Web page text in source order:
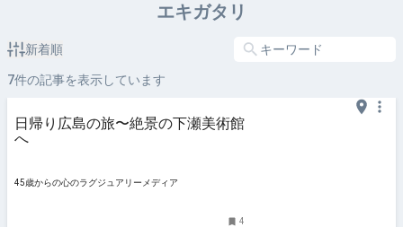
エキガタリ
新着順
7件の記事を表示しています
日帰り広島の旅〜絶景の下瀬美術館
へ
45歳からの心のラグジュアリーメディア
4